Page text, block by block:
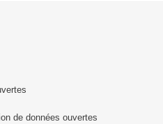
de données ouvertes